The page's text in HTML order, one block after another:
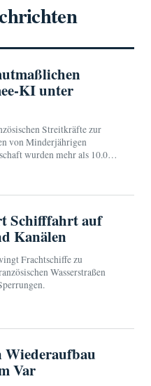
KI unter
Streitkräfte zur
von Minderjährigen
wurden mehr als 10.000
Schifffahrt auf
Kanälen
Frachtschiffe zu
Wasserstraßen
Wiederaufbau
Var